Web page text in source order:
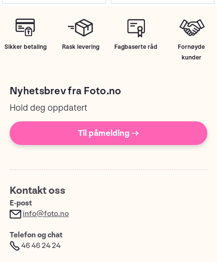
Sikker betaling Rask levering Fagbaserte råd
Fornøyde
kunder
Nyhetsbrev fra Foto.no
Hold deg oppdatert
Til påmelding →
Kontakt oss
E-post
info@foto.no
Telefon og chat
46 46 24 24